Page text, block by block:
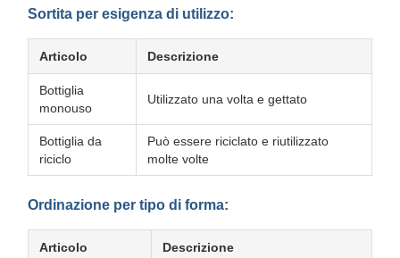
Sortita per esigenza di utilizzo:
Articolo Descrizione
Bottiglia
monouso
Utilizzato una volta e gettato
Bottiglia da
riciclo
Può essere riciclato e riutilizzato
molte volte
Ordinazione per tipo di forma:
Articolo Descrizione